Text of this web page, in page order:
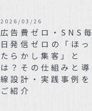
広告費ゼロ・SNS毎
日発信ゼロの「ほっ
たらかし集客」と
は？その仕組みと導
線設計・実践事例を
ご紹介
2026/03/26